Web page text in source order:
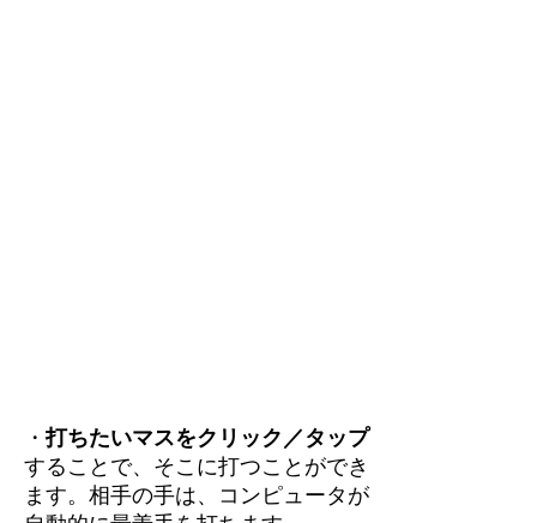
・打ちたいマスをクリック／タップ
することで、そこに打つことができ
ます。相手の手は、コンピュータが